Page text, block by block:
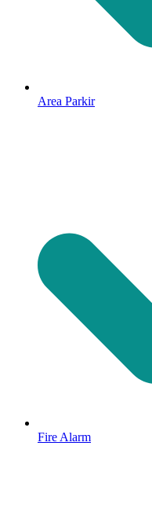
Area Parkir
Fire Alarm